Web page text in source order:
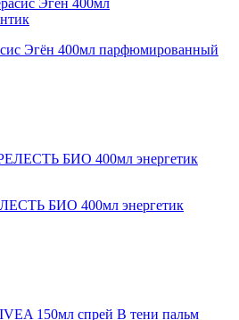
Эгён 400мл парфюмированный
БИО 400мл энергетик